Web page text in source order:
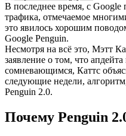
В последнее время, с
трафика, отмечаемое
это явилось хорошим
Google Penguin.
Несмотря на всё это, Мэтт
заявление о том, что
сомневающимся, Каттс
следующие недели,
Penguin 2.0.
Почему Penguin